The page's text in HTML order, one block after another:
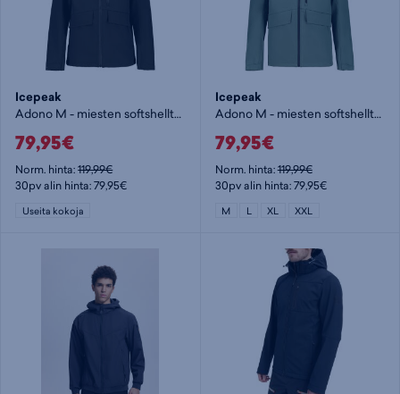
Icepeak
Adono M - miesten softshelltakki
79,95€
Norm. hinta:119,99€
30pv alin hinta: 79,95€
Useita kokoja
Icepeak
Adono M - miesten softshelltakki
79,95€
Norm. hinta:119,99€
30pv alin hinta: 79,95€
M L XL XXL